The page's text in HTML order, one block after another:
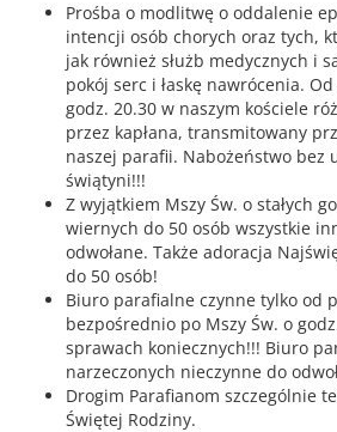
Prośba o modlitwę o oddalenie
intencji osób chorych oraz tych,
jak również służb medycznych i
pokój serc i łaskę nawrócenia.
godz. 20.30 w naszym kościele
przez kapłana, transmitowany
naszej parafii. Nabożeństwo bez
świątyni!!!
Z wyjątkiem Mszy Św. o stałych
wiernych do 50 osób wszystkie
odwołane. Także adoracja
do 50 osób!
Biuro parafialne czynne tylko od
bezpośrednio po Mszy Św. o
sprawach koniecznych!!! Biuro
narzeczonych nieczynne do
Drogim Parafianom szczególnie
Świętej Rodziny.